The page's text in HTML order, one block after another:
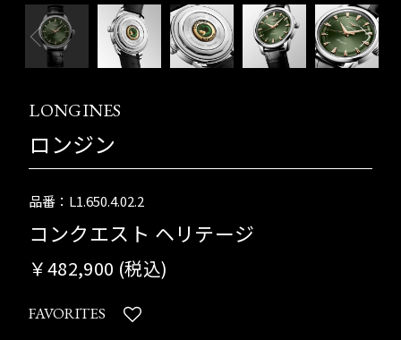
LONGINES
ロンジン
品番：L1.650.4.02.2
コンクエスト ヘリテージ
￥482,900 (税込)
FAVORITES